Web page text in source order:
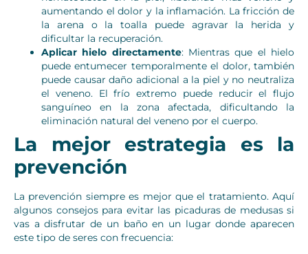
aumentando el dolor y la inflamación. La fricción de
la arena o la toalla puede agravar la herida y
dificultar la recuperación.
Aplicar hielo directamente: Mientras que el hielo
puede entumecer temporalmente el dolor, también
puede causar daño adicional a la piel y no neutraliza
el veneno. El frío extremo puede reducir el flujo
sanguíneo en la zona afectada, dificultando la
eliminación natural del veneno por el cuerpo.
La mejor estrategia es la
prevención
La prevención siempre es mejor que el tratamiento. Aquí
algunos consejos para evitar las picaduras de medusas si
vas a disfrutar de un baño en un lugar donde aparecen
este tipo de seres con frecuencia: